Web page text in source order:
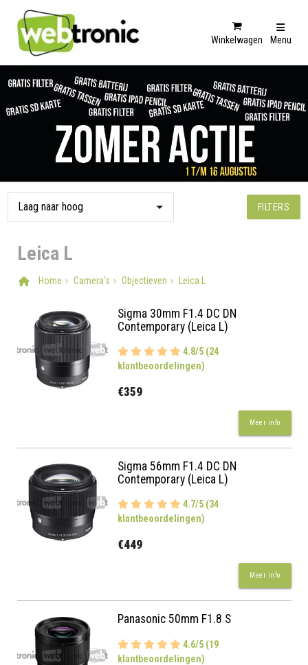
Winkelwagen Menu
FILTERS
Leica L
Home Camera's Objectieven Leica L
Sigma 30mm F1.4 DC DN
Contemporary (Leica L)
4.8/5 (24
klantbeoordelingen)
€359
Meer info
Sigma 56mm F1.4 DC DN
Contemporary (Leica L)
4.7/5 (34
klantbeoordelingen)
€449
Meer info
Panasonic 50mm F1.8 S
4.6/5 (19
klantbeoordelingen)